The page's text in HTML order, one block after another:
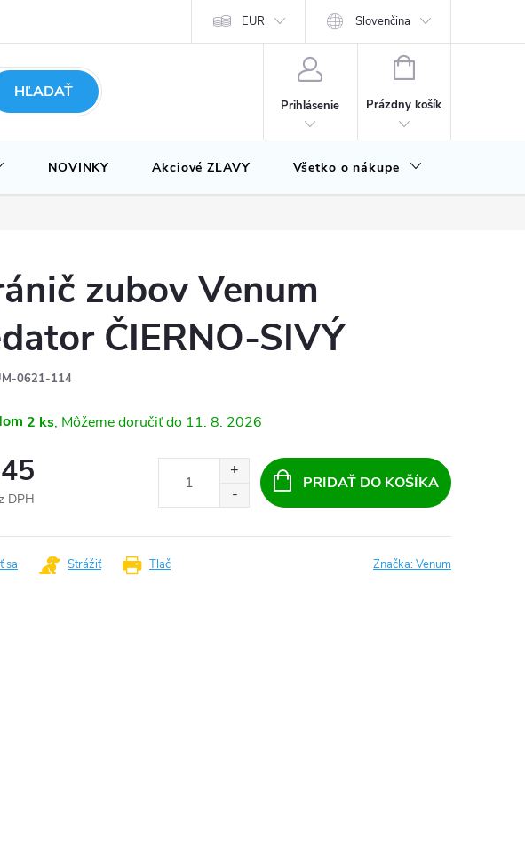
EUR Slovenčina
HĽADAŤ
Prihlásenie
NÁKUPNÝ
Prázdny košík
NOVINKY Akciové ZĽAVY Všetko o nákupe
zubov Venum
ČIERNO-SIVÝ
0621-114
2 ks 11. 8. 2026
DPH
PRIDAŤ DO KOŠÍKA
Tlač
sa Strážiť Značka:Venum